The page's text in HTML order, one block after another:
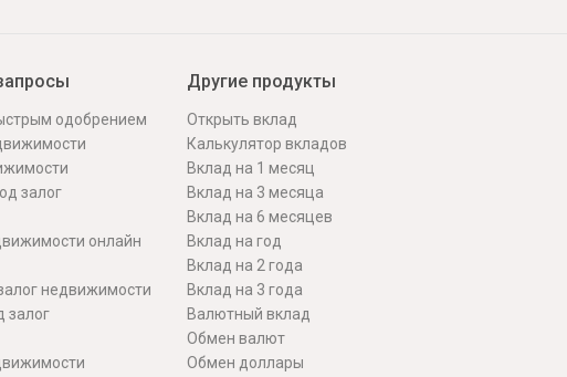
одобрением
залог
онлайн
недвижимости
залог
Другие продукты
Открыть вклад
Калькулятор вкладов
Вклад на 1 месяц
Вклад на 3 месяца
Вклад на 6 месяцев
Вклад на год
Вклад на 2 года
Вклад на 3 года
Валютный вклад
Обмен валют
Обмен доллары